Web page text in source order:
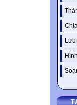
Lưu